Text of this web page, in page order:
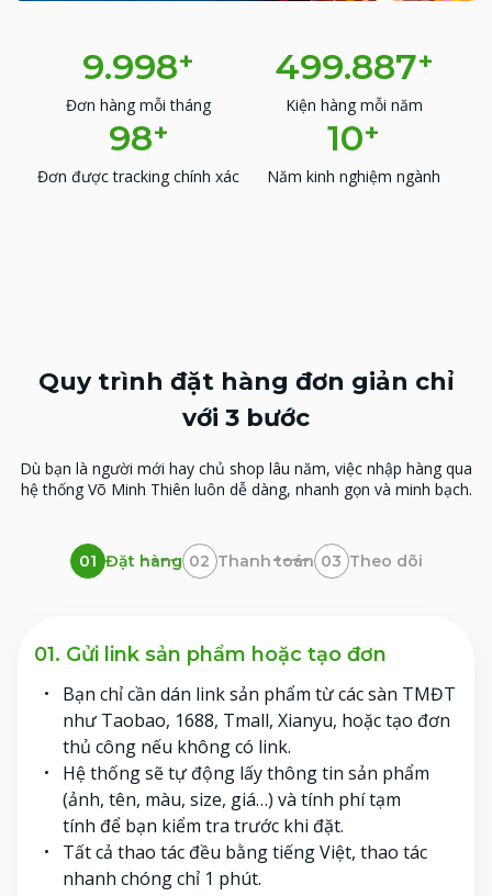
10.000+
Đơn hàng mỗi tháng
500.000+
Kiện hàng mỗi năm
98+
Đơn được tracking chính xác
10+
Năm kinh nghiệm ngành
Quy trình đặt hàng đơn giản chỉ
với 3 bước
Dù bạn là người mới hay chủ shop lâu năm, việc nhập hàng qua
hệ thống Võ Minh Thiên luôn dễ dàng, nhanh gọn và minh bạch.
01 Đặt hàng 02 Thanh toán 03 Theo dõi
01. Gửi link sản phẩm hoặc tạo đơn
Bạn chỉ cần dán link sản phẩm từ các sàn TMĐT
như Taobao, 1688, Tmall, Xianyu, hoặc tạo đơn
thủ công nếu không có link.
Hệ thống sẽ tự động lấy thông tin sản phẩm
(ảnh, tên, màu, size, giá…) và tính phí tạm
tính để bạn kiểm tra trước khi đặt.
Tất cả thao tác đều bằng tiếng Việt, thao tác
nhanh chóng chỉ 1 phút.